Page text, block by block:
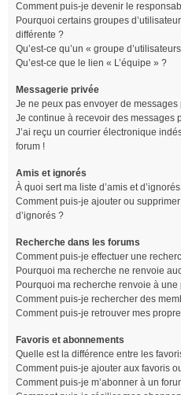
Comment puis-je devenir le
Pourquoi certains groupes
différente ?
Qu’est-ce qu’un « groupe
Qu’est-ce que le lien « L’équipe » ?
Messagerie privée
Je ne peux pas envoyer de messages
Je continue à recevoir des messages
J’ai reçu un courrier électronique
forum !
Amis et ignorés
À quoi sert ma liste d’amis et
Comment puis-je ajouter ou
d’ignorés ?
Recherche dans les forums
Comment puis-je effectuer une
Pourquoi ma recherche ne renvoie
Pourquoi ma recherche renvoie à
Comment puis-je rechercher des
Comment puis-je retrouver mes
Favoris et abonnements
Quelle est la différence entre les
Comment puis-je ajouter aux favoris
Comment puis-je m’abonner à un